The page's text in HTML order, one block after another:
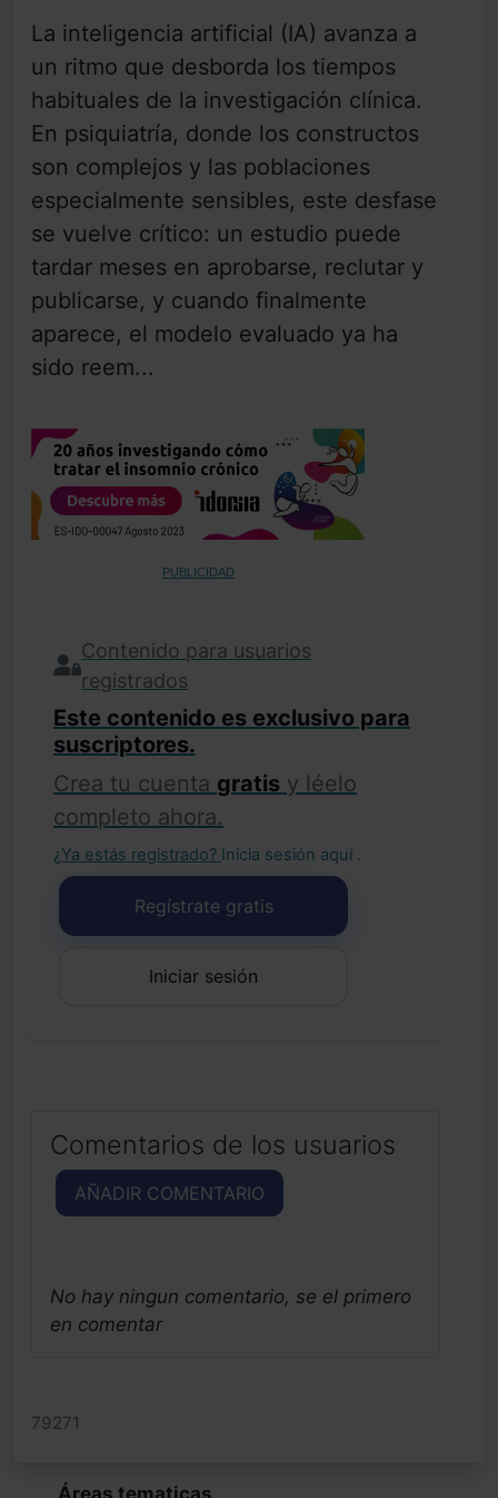
La inteligencia artificial (IA) avanza a
un ritmo que desborda los tiempos
habituales de la investigación clínica.
En psiquiatría, donde los constructos
son complejos y las poblaciones
especialmente sensibles, este desfase
se vuelve crítico: un estudio puede
tardar meses en aprobarse, reclutar y
publicarse, y cuando finalmente
aparece, el modelo evaluado ya ha
sido reem...
PUBLICIDAD
Contenido para usuarios
registrados
Este contenido es exclusivo para
suscriptores.
Crea tu cuenta gratis y léelo
completo ahora.
¿Ya estás registrado? Inicia sesión aquí .
Regístrate gratis
Iniciar sesión
Comentarios de los usuarios
AÑADIR COMENTARIO
No hay ningun comentario, se el primero
en comentar
79271
Áreas tematicas